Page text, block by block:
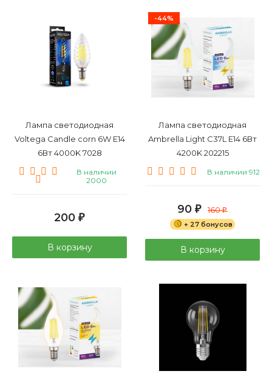
Лампа светодиодная
Voltega Candle corn 6W E14
6Вт 4000K 7028
В наличии
2000
200 ₽
В корзину
-44%
Лампа светодиодная
Ambrella Light C37L E14 6Вт
4200K 202215
В наличии 912
90 ₽ 160₽
+ 27 бонусов
В корзину